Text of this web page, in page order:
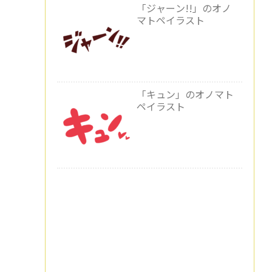
「ジャーン!!」のオノ
マトペイラスト
「キュン」のオノマト
ペイラスト